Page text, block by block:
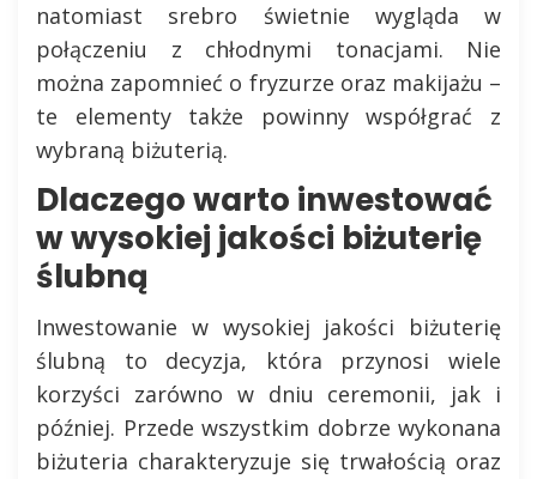
natomiast srebro świetnie wygląda w
połączeniu z chłodnymi tonacjami. Nie
można zapomnieć o fryzurze oraz makijażu –
te elementy także powinny współgrać z
wybraną biżuterią.
Dlaczego warto inwestować
w wysokiej jakości biżuterię
ślubną
Inwestowanie w wysokiej jakości biżuterię
ślubną to decyzja, która przynosi wiele
korzyści zarówno w dniu ceremonii, jak i
później. Przede wszystkim dobrze wykonana
biżuteria charakteryzuje się trwałością oraz